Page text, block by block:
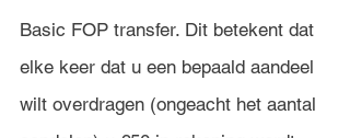
Basic FOP transfer. Dit betekent dat
elke keer dat u een bepaald aandeel
wilt overdragen (ongeacht het aantal